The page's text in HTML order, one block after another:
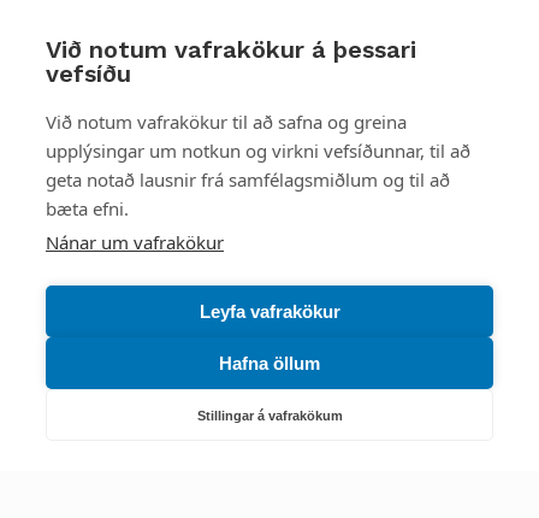
Við notum vafrakökur á þessari
vefsíðu
Við notum vafrakökur til að safna og greina
upplýsingar um notkun og virkni vefsíðunnar, til að
geta notað lausnir frá samfélagsmiðlum og til að
bæta efni.
Nánar um vafrakökur
Leyfa vafrakökur
Hafna öllum
Stillingar á vafrakökum
Náttúruverndarstofnun
Netfang: nattura@nattura.is
Sími: 55 66 800
Umhverfis- og orkustofnun